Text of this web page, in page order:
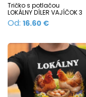
Tričko s potlačou
LOKÁLNY DÍLER VAJÍČOK 3
Od: 16.60 €